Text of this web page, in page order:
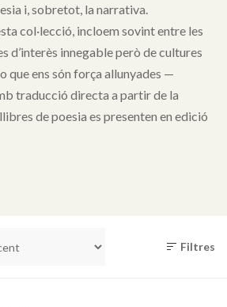
i, sobretot, la narrativa.
col·lecció, incloem sovint entre les
d’interès innegable però de cultures
que ens són força allunyades —
traducció directa a partir de la
de poesia es presenten en edició
Filtres